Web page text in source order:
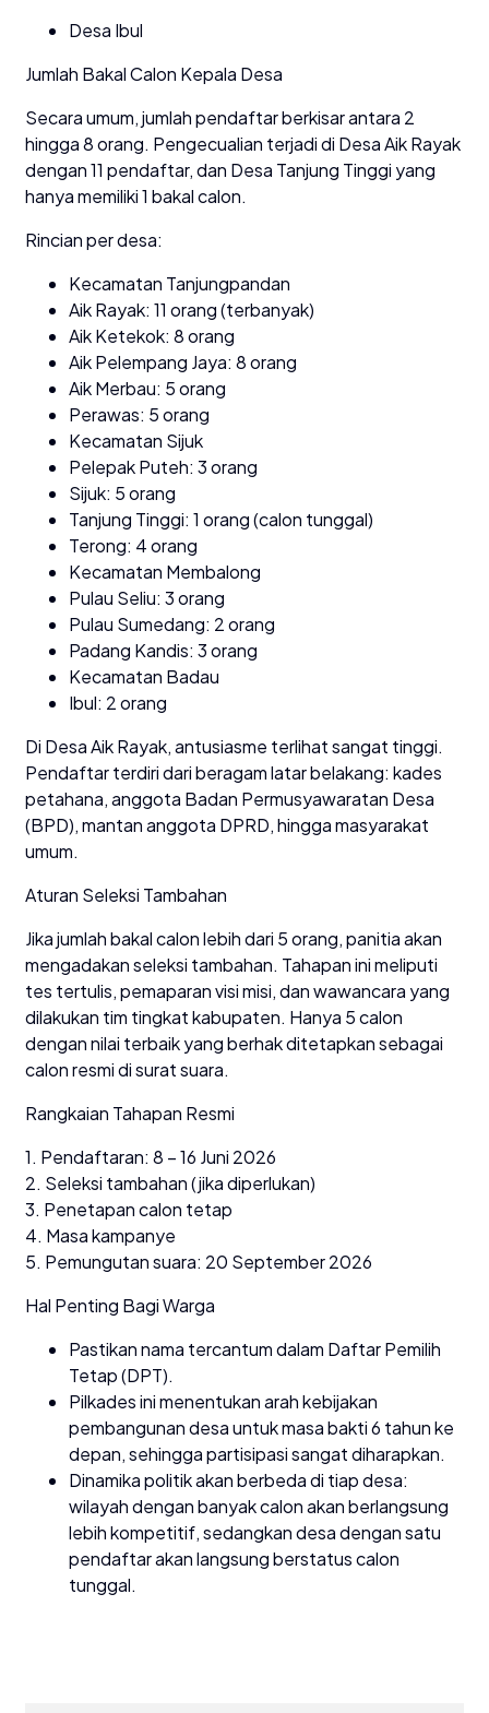
Desa Ibul
Jumlah Bakal Calon Kepala Desa
Secara umum, jumlah pendaftar berkisar antara 2
hingga 8 orang. Pengecualian terjadi di Desa Aik Rayak
dengan 11 pendaftar, dan Desa Tanjung Tinggi yang
hanya memiliki 1 bakal calon.
Rincian per desa:
Kecamatan Tanjungpandan
Aik Rayak: 11 orang (terbanyak)
Aik Ketekok: 8 orang
Aik Pelempang Jaya: 8 orang
Aik Merbau: 5 orang
Perawas: 5 orang
Kecamatan Sijuk
Pelepak Puteh: 3 orang
Sijuk: 5 orang
Tanjung Tinggi: 1 orang (calon tunggal)
Terong: 4 orang
Kecamatan Membalong
Pulau Seliu: 3 orang
Pulau Sumedang: 2 orang
Padang Kandis: 3 orang
Kecamatan Badau
Ibul: 2 orang
Di Desa Aik Rayak, antusiasme terlihat sangat tinggi.
Pendaftar terdiri dari beragam latar belakang: kades
petahana, anggota Badan Permusyawaratan Desa
(BPD), mantan anggota DPRD, hingga masyarakat
umum.
Aturan Seleksi Tambahan
Jika jumlah bakal calon lebih dari 5 orang, panitia akan
mengadakan seleksi tambahan. Tahapan ini meliputi
tes tertulis, pemaparan visi misi, dan wawancara yang
dilakukan tim tingkat kabupaten. Hanya 5 calon
dengan nilai terbaik yang berhak ditetapkan sebagai
calon resmi di surat suara.
Rangkaian Tahapan Resmi
1. Pendaftaran: 8 – 16 Juni 2026
2. Seleksi tambahan (jika diperlukan)
3. Penetapan calon tetap
4. Masa kampanye
5. Pemungutan suara: 20 September 2026
Hal Penting Bagi Warga
Pastikan nama tercantum dalam Daftar Pemilih
Tetap (DPT).
Pilkades ini menentukan arah kebijakan
pembangunan desa untuk masa bakti 6 tahun ke
depan, sehingga partisipasi sangat diharapkan.
Dinamika politik akan berbeda di tiap desa:
wilayah dengan banyak calon akan berlangsung
lebih kompetitif, sedangkan desa dengan satu
pendaftar akan langsung berstatus calon
tunggal.